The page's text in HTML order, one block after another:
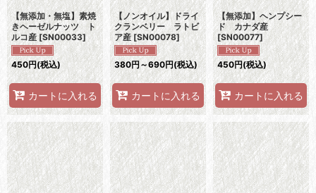
【無添加・無塩】素焼
きヘーゼルナッツ ト
ルコ産 [SN00033]
450円(税込)
カートに入れる
【ノンオイル】ドライ
クランベリー ラトビ
ア産 [SN00078]
380円 ～690円(税込)
カートに入れる
【無添加】ヘンプシー
ド カナダ産
[SN00077]
450円(税込)
カートに入れる